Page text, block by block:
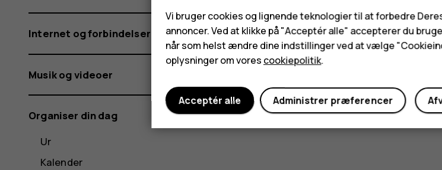
Synes du, dette var
Internet og forbindelser
Musik og videoer
Organiser din dag
Ur
Kalender
Vi bruger cookies og lignende teknologier til at forbedre
annoncer. Ved at klikke på "Acceptér alle" accepterer du
når som helst ændre dine indstillinger ved at vælge
oplysninger om vores cookiepolitik.
Administrer præferencer
Acceptér alle